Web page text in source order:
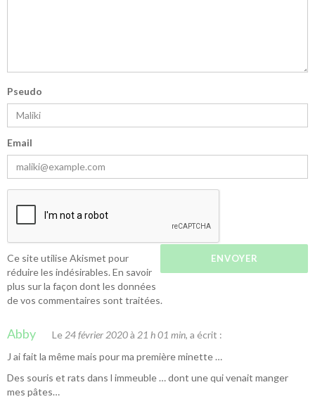
Pseudo
Email
Ce site utilise Akismet pour
réduire les indésirables. En savoir
plus sur la façon dont les données
de vos commentaires sont traitées.
Abby Le 24 février 2020à 21 h 01 min, a écrit :
J ai fait la même mais pour ma première minette …
Des souris et rats dans l immeuble … dont une qui venait manger
mes pâtes…